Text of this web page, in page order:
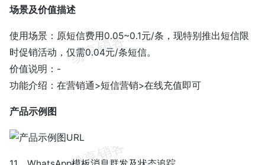
场景及价值描述
使用场景：原短信费用0.05~0.1元/条，现特别推出短信限
时促销活动，仅需0.04元/条短信。
价值说明：-
功能介绍：在营销通>短信营销>在线充值即可
产品示例图